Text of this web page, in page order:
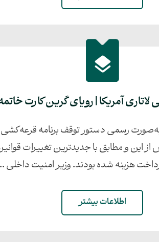
آمریکا | رویای گرین کارت
این و مطابق با جدیدترین تغییرات
اطلاعات بیشتر